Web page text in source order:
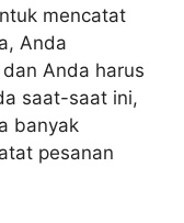
mencatat
Anda
Anda harus
saat-saat ini,
banyak
pesanan